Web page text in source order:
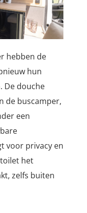
hebben de
hun
De douche
de buscamper,
een
voor privacy en
het
zelfs buiten